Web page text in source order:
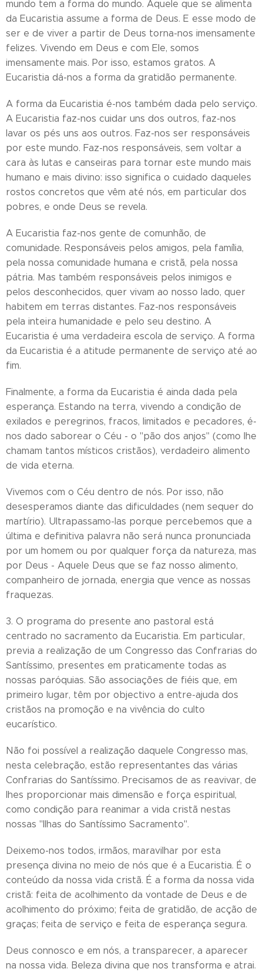
mundo tem a forma do mundo. Aquele que se alimenta
da Eucaristia assume a forma de Deus. E esse modo de
ser e de viver a partir de Deus torna-nos imensamente
felizes. Vivendo em Deus e com Ele, somos
imensamente mais. Por isso, estamos gratos. A
Eucaristia dá-nos a forma da gratidão permanente.
A forma da Eucaristia é-nos também dada pelo serviço.
A Eucaristia faz-nos cuidar uns dos outros, faz-nos
lavar os pés uns aos outros. Faz-nos ser responsáveis
por este mundo. Faz-nos responsáveis, sem voltar a
cara às lutas e canseiras para tornar este mundo mais
humano e mais divino: isso significa o cuidado daqueles
rostos concretos que vêm até nós, em particular dos
pobres, e onde Deus se revela.
A Eucaristia faz-nos gente de comunhão, de
comunidade. Responsáveis pelos amigos, pela família,
pela nossa comunidade humana e cristã, pela nossa
pátria. Mas também responsáveis pelos inimigos e
pelos desconhecidos, quer vivam ao nosso lado, quer
habitem em terras distantes. Faz-nos responsáveis
pela inteira humanidade e pelo seu destino. A
Eucaristia é uma verdadeira escola de serviço. A forma
da Eucaristia é a atitude permanente de serviço até ao
fim.
Finalmente, a forma da Eucaristia é ainda dada pela
esperança. Estando na terra, vivendo a condição de
exilados e peregrinos, fracos, limitados e pecadores, é-
nos dado saborear o Céu - o "pão dos anjos" (como lhe
chamam tantos místicos cristãos), verdadeiro alimento
de vida eterna.
Vivemos com o Céu dentro de nós. Por isso, não
desesperamos diante das dificuldades (nem sequer do
martírio). Ultrapassamo-las porque percebemos que a
última e definitiva palavra não será nunca pronunciada
por um homem ou por qualquer força da natureza, mas
por Deus - Aquele Deus que se faz nosso alimento,
companheiro de jornada, energia que vence as nossas
fraquezas.
3. O programa do presente ano pastoral está
centrado no sacramento da Eucaristia. Em particular,
previa a realização de um Congresso das Confrarias do
Santíssimo, presentes em praticamente todas as
nossas paróquias. São associações de fiéis que, em
primeiro lugar, têm por objectivo a entre-ajuda dos
cristãos na promoção e na vivência do culto
eucarístico.
Não foi possível a realização daquele Congresso mas,
nesta celebração, estão representantes das várias
Confrarias do Santíssimo. Precisamos de as reavivar, de
lhes proporcionar mais dimensão e força espiritual,
como condição para reanimar a vida cristã nestas
nossas "Ilhas do Santíssimo Sacramento".
Deixemo-nos todos, irmãos, maravilhar por esta
presença divina no meio de nós que é a Eucaristia. É o
conteúdo da nossa vida cristã. É a forma da nossa vida
cristã: feita de acolhimento da vontade de Deus e de
acolhimento do próximo; feita de gratidão, de acção de
graças; feita de serviço e feita de esperança segura.
Deus connosco e em nós, a transparecer, a aparecer
na nossa vida. Beleza divina que nos transforma e atrai.